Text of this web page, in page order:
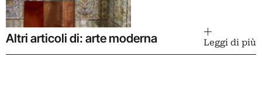
Altri articoli di: arte moderna Leggi di più